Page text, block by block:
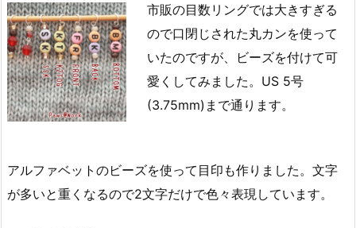
市販の目数リングでは大きすぎる
ので口閉じされた丸カンを使って
いたのですが、ビーズを付けて可
愛くしてみました。US 5号
(3.75mm)まで通ります。
アルファベットのビーズを使って目印も作りました。文字
が多いと重くなるので2文字だけで色々表現しています。